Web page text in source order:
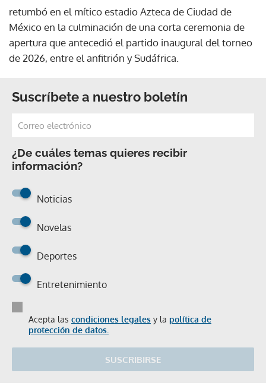
retumbó en el mítico estadio Azteca de Ciudad de
México en la culminación de una corta ceremonia de
apertura que antecedió el partido inaugural del torneo
de 2026, entre el anfitrión y Sudáfrica.
Suscríbete a nuestro boletín
¿De cuáles temas quieres recibir
información?
Noticias
Novelas
Deportes
Entretenimiento
Acepta las condiciones legales y la política de
protección de datos.
SUSCRIBIRSE